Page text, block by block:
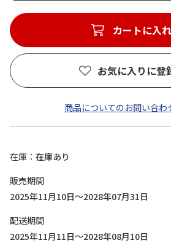
カートに入
お気に入りに登
商品についてのお問い合わ
在庫
在庫あり
販売期間
2025年11月10日～2028年07月31日
配送期間
2025年11月11日～2028年08月10日